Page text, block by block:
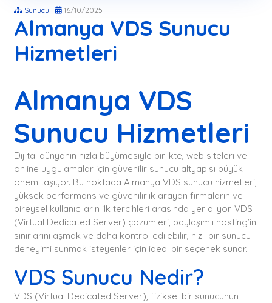
Sunucu 16/10/2025
Almanya VDS Sunucu
Hizmetleri
Almanya VDS
Sunucu Hizmetleri
Dijital dünyanın hızla büyümesiyle birlikte, web siteleri ve
online uygulamalar için güvenilir sunucu altyapısı büyük
önem taşıyor. Bu noktada Almanya VDS sunucu hizmetleri,
yüksek performans ve güvenilirlik arayan firmaların ve
bireysel kullanıcıların ilk tercihleri arasında yer alıyor. VDS
(Virtual Dedicated Server) çözümleri, paylaşımlı hosting’in
sınırlarını aşmak ve daha kontrol edilebilir, hızlı bir sunucu
deneyimi sunmak isteyenler için ideal bir seçenek sunar.
VDS Sunucu Nedir?
VDS (Virtual Dedicated Server), fiziksel bir sunucunun